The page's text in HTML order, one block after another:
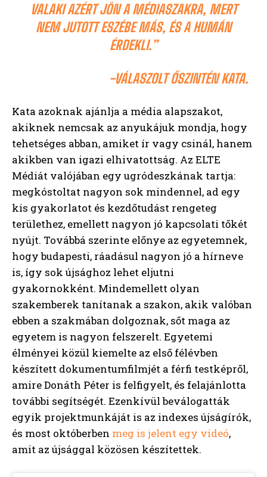
VALAKI AZÉRT JÖN A MÉDIASZAKRA, MERT
NEM JUTOTT ESZÉBE MÁS, ÉS A HUMÁN
ÉRDEKLI.”
-VÁLASZOLT ŐSZINTÉN KATA.
Kata azoknak ajánlja a média alapszakot,
akiknek nemcsak az anyukájuk mondja, hogy
tehetséges abban, amiket ír vagy csinál, hanem
akikben van igazi elhivatottság. Az ELTE
Médiát valójában egy ugródeszkának tartja:
megkóstoltat nagyon sok mindennel, ad egy
kis gyakorlatot és kezdőtudást rengeteg
területhez, emellett nagyon jó kapcsolati tőkét
nyújt. Továbbá szerinte előnye az egyetemnek,
hogy budapesti, ráadásul nagyon jó a hírneve
is, így sok újsághoz lehet eljutni
gyakornokként. Mindemellett olyan
szakemberek tanítanak a szakon, akik valóban
ebben a szakmában dolgoznak, sőt maga az
egyetem is nagyon felszerelt. Egyetemi
élményei közül kiemelte az első félévben
készített dokumentumfilmjét a férfi testképről,
amire Donáth Péter is felfigyelt, és felajánlotta
további segítségét. Ezenkívül beválogatták
egyik projektmunkáját is az indexes újságírók,
és most októberben meg is jelent egy videó,
amit az újsággal közösen készítettek.